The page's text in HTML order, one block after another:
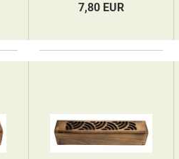
7,80 EUR